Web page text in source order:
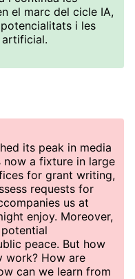
el marc del cicle IA,
i les
artificial.
its peak in media
a fixture in large
for grant writing,
requests for
us at
enjoy. Moreover,
peace. But how
work? How are
can we learn from